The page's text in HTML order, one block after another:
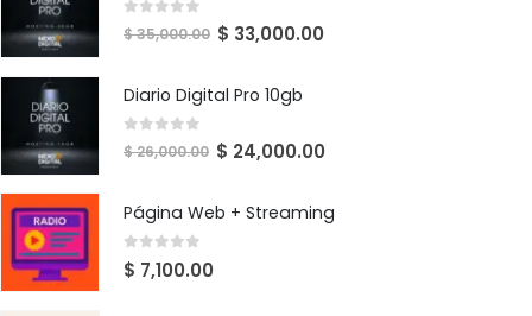
0 out of 5
$35,000.00 $ 33,000.00
Diario Digital Pro 10gb
0 out of 5
$26,000.00 $ 24,000.00
Página Web + Streaming
0 out of 5
$ 7,100.00